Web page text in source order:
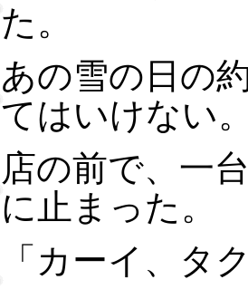
た。
あの雪の日の
てはいけない
店の前で、一
に止まった
「カーイ、タ